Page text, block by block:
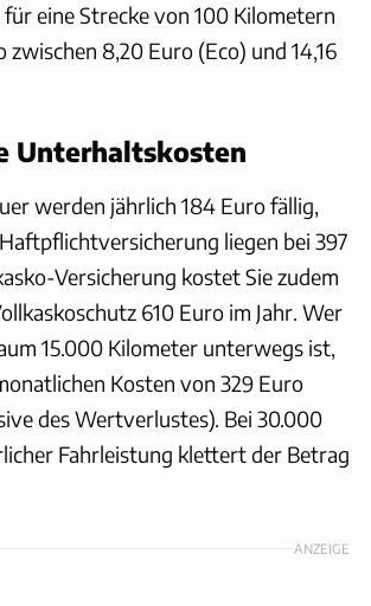
eine Strecke von 100 Kilometern
zwischen 8,20 Euro (Eco) und 14,16
Unterhaltskosten
werden jährlich 184 Euro fällig,
liegen bei 397
Versicherung kostet Sie zudem
610 Euro im Jahr. Wer
15.000 Kilometer unterwegs ist,
Kosten von 329 Euro
des Wertverlustes). Bei 30.000
Fahrleistung klettert der Betrag
ANZEIGE